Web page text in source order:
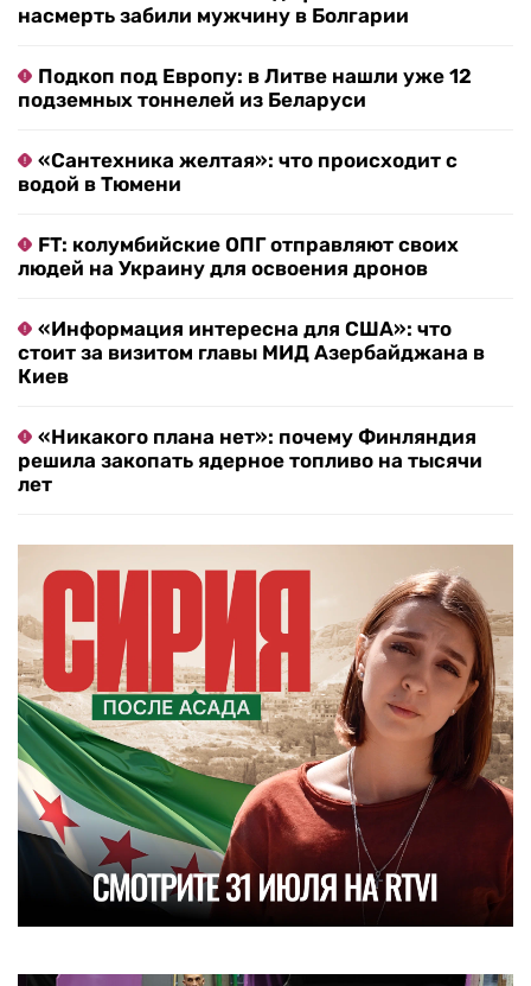
насмерть забили мужчину в Болгарии
Подкоп под Европу: в Литве нашли уже 12
подземных тоннелей из Беларуси
«Сантехника желтая»: что происходит с
водой в Тюмени
FT: колумбийские ОПГ отправляют своих
людей на Украину для освоения дронов
«Информация интересна для США»: что
стоит за визитом главы МИД Азербайджана в
Киев
«Никакого плана нет»: почему Финляндия
решила закопать ядерное топливо на тысячи
лет